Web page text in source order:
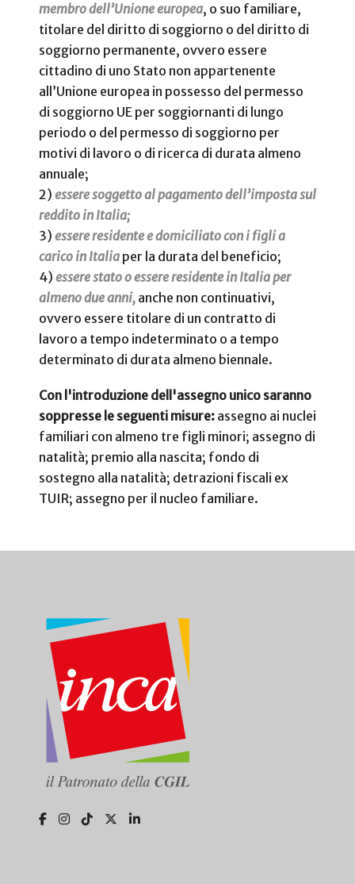
membro dell’Unione europea, o suo familiare,
titolare del diritto di soggiorno o del diritto di
soggiorno permanente, ovvero essere
cittadino di uno Stato non appartenente
all’Unione europea in possesso del permesso
di soggiorno UE per soggiornanti di lungo
periodo o del permesso di soggiorno per
motivi di lavoro o di ricerca di durata almeno
annuale;
2) essere soggetto al pagamento dell’imposta sul
reddito in Italia;
3) essere residente e domiciliato con i figli a
carico in Italia per la durata del beneficio;
4) essere stato o essere residente in Italia per
almeno due anni, anche non continuativi,
ovvero essere titolare di un contratto di
lavoro a tempo indeterminato o a tempo
determinato di durata almeno biennale.
Con l'introduzione dell'assegno unico saranno
soppresse le seguenti misure: assegno ai nuclei
familiari con almeno tre figli minori; assegno di
natalità; premio alla nascita; fondo di
sostegno alla natalità; detrazioni fiscali ex
TUIR; assegno per il nucleo familiare.